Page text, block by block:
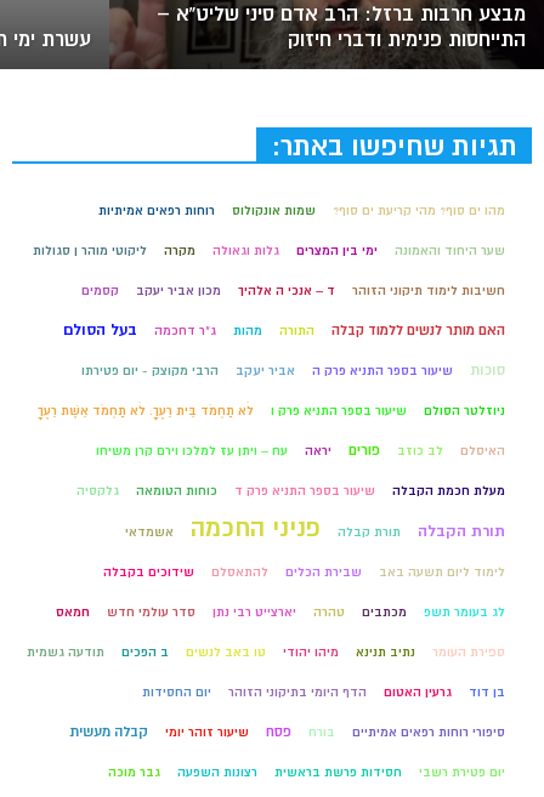
מבצע חרבות ברזל: הרב אדם סיני שליט”א –
התייחסות פנימית ודברי חיזוק
עשרת ימי
תגיות שחיפשו באתר:
מהו ים סוף? מהי קריעת ים סוף? שמות אונקולוס רוחות רפאים אמיתיות
שער היחוד והאמונה ימי בין המצרים גלות וגאולה מקרה ליקוטי מוהר ן סגולות
חשיבות לימוד תיקוני הזוהר ד – אנכי ה אלהיך מכון אביר יעקב קסמים
האם מותר לנשים ללמוד קבלה התורה מהות ג"ר דחכמה בעל הסולם
סוכות שיעור בספר התניא פרק ה אביר יעקב הרבי מקוצק - יום פטירתו
ניוזלטר הסולם שיעור בספר התניא פרק ו לֹא תַחְמֹד בֵּית רֵעֶךָ. לֹא תַחְמֹד אֵשֶׁת רֵעֶךָ
האיסלם לב כוזב פורים יראה עח – ויתן עז למלכו וירם קרן משיחו
מעלת חכמת הקבלה שיעור בספר התניא פרק ד כוחות הטומאה גלקסיה
תורת הקבלה תורת קבלה פניני החכמה אשמדאי
לימוד ליום תשעה באב שבירת הכלים להתאסלם שידוכים בקבלה
לג בעומר תשפ מכתבים טהרה יארצייט רבי נתן סדר עולמי חדש חמאס
ספירת העומר נתיב תנינא מיהו יהודי טו באב לנשים ב הפכים תודעה גשמית
בן דוד גרעין האטום הדף היומי בתיקוני הזוהר יום החסידות
סיפורי רוחות רפאים אמיתיים בורח פסח שיעור זוהר יומי קבלה מעשית
יום פטירת רשבי חסידות פרשת בראשית רצונות השפעה גבר מוכה